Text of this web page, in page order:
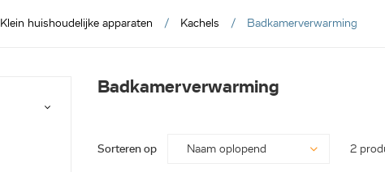
Klein huishoudelijke apparaten Kachels Badkamerverwarming
Badkamerverwarming
Sorteren op 2